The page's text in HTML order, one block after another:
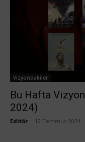
Vizyondakiler
Bu Hafta
2024)
Editör 12 Temmuz 2024